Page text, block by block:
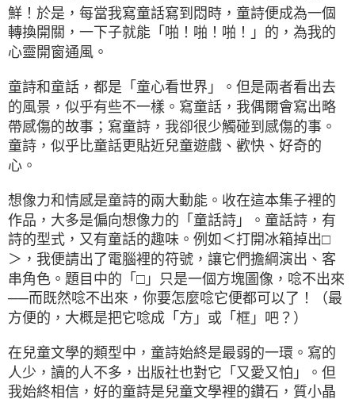
鮮！於是，每當我寫童話寫到悶時，童詩便成為一個
轉換開關，一下子就能「啪！啪！啪！」的，為我的
心靈開窗通風。
童詩和童話，都是「童心看世界」。但是兩者看出去
的風景，似乎有些不一樣。寫童話，我偶爾會寫出略
帶感傷的故事；寫童詩，我卻很少觸碰到感傷的事。
童詩，似乎比童話更貼近兒童遊戲、歡快、好奇的
心。
想像力和情感是童詩的兩大動能。收在這本集子裡的
作品，大多是偏向想像力的「童話詩」。童話詩，有
詩的型式，又有童話的趣味。例如＜打開冰箱掉出□
＞，我便請出了電腦裡的符號，讓它們擔綱演出、客
串角色。題目中的「□」只是一個方塊圖像，唸不出來
──而既然唸不出來，你要怎麼唸它便都可以了！（最
方便的，大概是把它唸成「方」或「框」吧？）
在兒童文學的類型中，童詩始終是最弱的一環。寫的
人少，讀的人不多，出版社也對它「又愛又怕」。但
我始終相信，好的童詩是兒童文學裡的鑽石，質小晶